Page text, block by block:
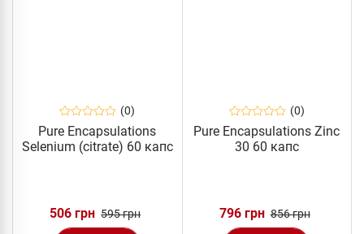
(0)
Pure Encapsulations
Selenium (citrate) 60 капс
506 грн 595 грн
(0)
Pure Encapsulations Zinc
30 60 капс
796 грн 856 грн